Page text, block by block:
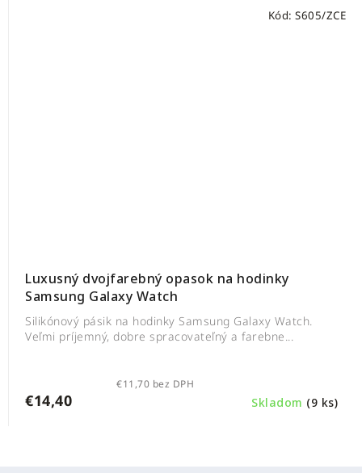
Luxusný dvojfarebný opasok na hodinky
Samsung Galaxy Watch
Skladom (9 ks)
€11,70 bez DPH
€14,40
Silikónový pásik na hodinky Samsung Galaxy Watch.
Veľmi príjemný, dobre spracovateľný a farebne...
Kód: S605/ZCE